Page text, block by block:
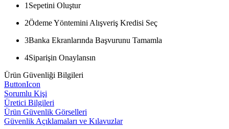
1 Sepetini Oluştur
2Ödeme Yöntemini Alışveriş Kredisi Seç
3Banka Ekranlarında Başvurunu Tamamla
4Siparişin Onaylansın
Ürün Güvenliği Bilgileri
ButtonIcon
Sorumlu Kişi
Üretici Bilgileri
Ürün Güvenlik Görselleri
Güvenlik Açıklamaları ve Kılavuzlar